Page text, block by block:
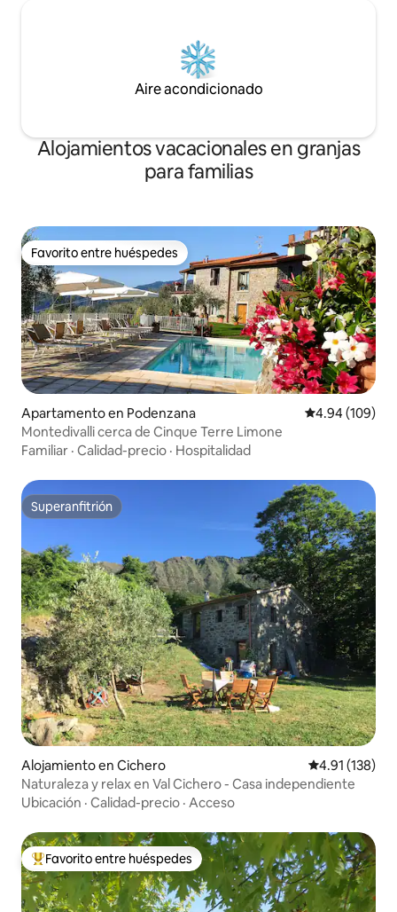
Aire acondicionado
Alojamientos vacacionales en granjas
para familias
Favorito entre huéspedes
Favorito entre huéspedes
Apartamento en Podenzana Calificación
4.94 (109)
Montedivalli cerca de Cinque Terre Limone
Familiar · Calidad-precio · Hospitalidad
Superanfitrión
Superanfitrión
Alojamiento en Cichero Calificación
4.91 (138)
Naturaleza y relax en Val Cichero - Casa independiente
Ubicación · Calidad-precio · Acceso
Favorito entre huéspedes preferido
Favorito entre huéspedes